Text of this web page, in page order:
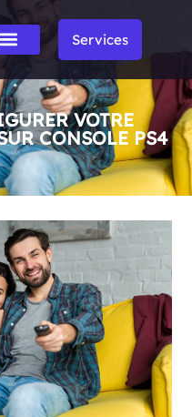
Services
VOTRE
CONSOLE PS4